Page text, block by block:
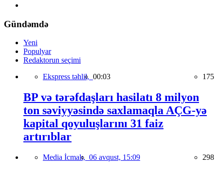
Gündəmdə
Yeni
Populyar
Redaktorun seçimi
Ekspress təhlil, 00:03 175
BP və tərəfdaşları hasilatı 8 milyon
ton səviyyəsində saxlamaqla AÇG-yə
kapital qoyuluşlarını 31 faiz
artırıblar
Media İcmalı, 06 avqust, 15:09 298